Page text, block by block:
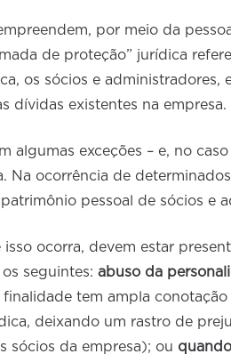
por meio da
de proteção” jurídica
os sócios e administradores,
dívidas existentes na empresa.
algumas exceções – e, no
Na ocorrência de
pessoal de sócios e
isso ocorra, devem estar
seguintes: abuso da
tem ampla
deixando um rastro de
sócios da empresa); ou